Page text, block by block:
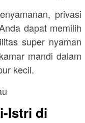
privasi
dapat memilih
super nyaman
mandi dalam
kecil.
Istri di